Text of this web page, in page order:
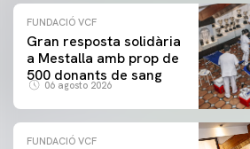
FUNDACIÓ VCF
Gran resposta solidària
a Mestalla amb prop de
500 donants de sang
06 agosto 2026
FUNDACIÓ VCF